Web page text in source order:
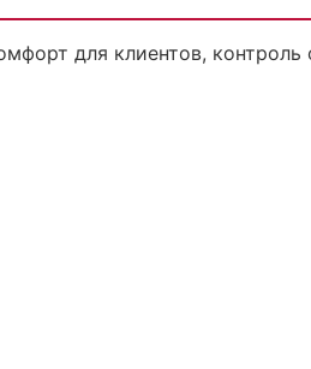
для клиентов, контроль